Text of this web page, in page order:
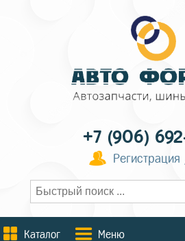
+7 (906)
Каталог Меню